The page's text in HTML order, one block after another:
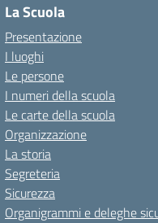
La Scuola
Presentazione
I luoghi
Le persone
I numeri della scuola
Le carte della scuola
Organizzazione
La storia
Segreteria
Sicurezza
Organigrammi e deleghe